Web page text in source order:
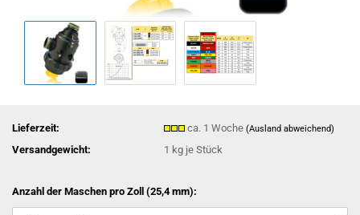
Lieferzeit: ca. 1 Woche(Ausland abweichend)
Versandgewicht: 1 kg je Stück
Anzahl der Maschen pro Zoll (25,4 mm):